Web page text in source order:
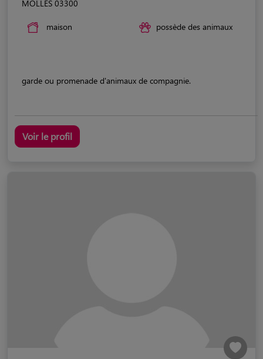
MOLLES 03300
maison possède des animaux
garde ou promenade d'animaux de compagnie.
Voir le profil